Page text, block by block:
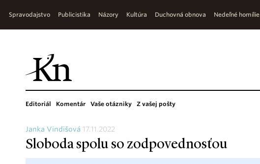
Spravodajstvo Publicistika Názory Kultúra Duchovná obnova Nedeľné homílie
Editoriál Komentár Vaše otázniky Z vašej pošty
Janka Vindišová 17.11.2022
Sloboda spolu so zodpovednosťou